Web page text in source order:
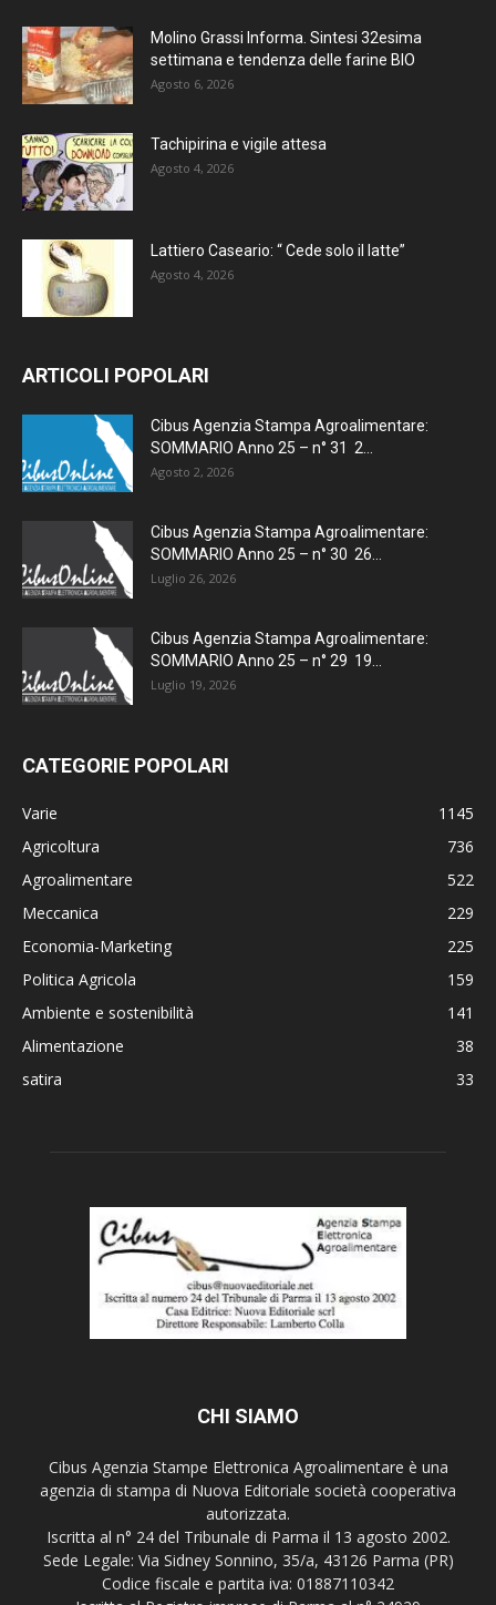
Molino Grassi Informa. Sintesi 32esima
settimana e tendenza delle farine BIO
Agosto 6, 2026
Tachipirina e vigile attesa
Agosto 4, 2026
Lattiero Caseario: “ Cede solo il latte”
Agosto 4, 2026
ARTICOLI POPOLARI
Cibus Agenzia Stampa Agroalimentare:
SOMMARIO Anno 25 – n° 31 2...
Agosto 2, 2026
Cibus Agenzia Stampa Agroalimentare:
SOMMARIO Anno 25 – n° 30 26...
Luglio 26, 2026
Cibus Agenzia Stampa Agroalimentare:
SOMMARIO Anno 25 – n° 29 19...
Luglio 19, 2026
CATEGORIE POPOLARI
Varie
1145
Agricoltura
736
Agroalimentare
522
Meccanica
229
Economia-Marketing
225
Politica Agricola
159
Ambiente e sostenibilità
141
Alimentazione
38
satira
33
CHI SIAMO
Cibus Agenzia Stampe Elettronica Agroalimentare è una
agenzia di stampa di Nuova Editoriale società cooperativa
autorizzata.
Iscritta al n° 24 del Tribunale di Parma il 13 agosto 2002.
Sede Legale: Via Sidney Sonnino, 35/a, 43126 Parma (PR)
Codice fiscale e partita iva: 01887110342